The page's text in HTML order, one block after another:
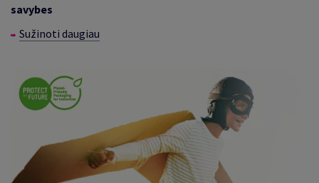
savybes
Sužinoti daugiau